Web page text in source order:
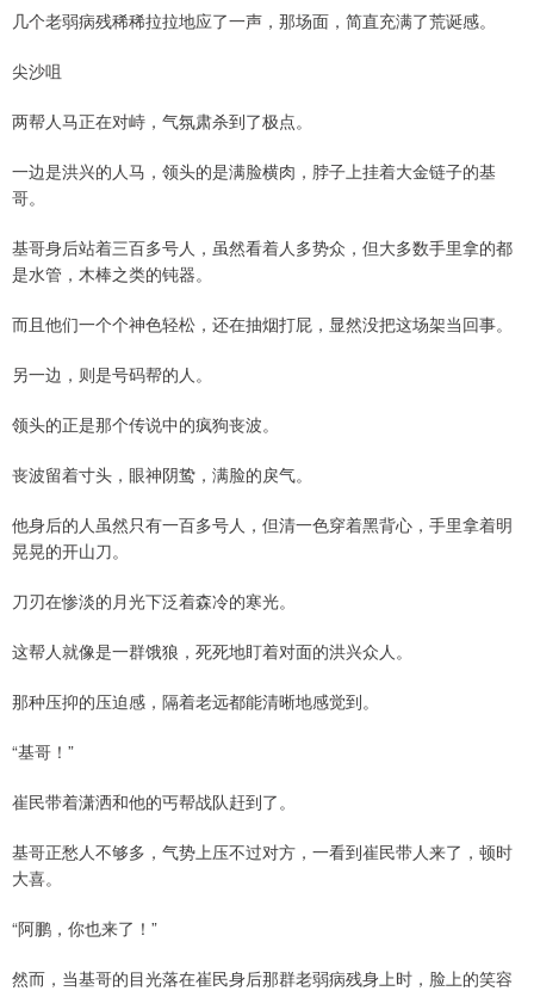
几个老弱病残稀稀拉拉地应了一声，那场面，简直充满了荒诞感。
尖沙咀
两帮人马正在对峙，气氛肃杀到了极点。
一边是洪兴的人马，领头的是满脸横肉，脖子上挂着大金链子的基
哥。
基哥身后站着三百多号人，虽然看着人多势众，但大多数手里拿的都
是水管，木棒之类的钝器。
而且他们一个个神色轻松，还在抽烟打屁，显然没把这场架当回事。
另一边，则是号码帮的人。
领头的正是那个传说中的疯狗丧波。
丧波留着寸头，眼神阴鸷，满脸的戾气。
他身后的人虽然只有一百多号人，但清一色穿着黑背心，手里拿着明
晃晃的开山刀。
刀刃在惨淡的月光下泛着森冷的寒光。
这帮人就像是一群饿狼，死死地盯着对面的洪兴众人。
那种压抑的压迫感，隔着老远都能清晰地感觉到。
“基哥！”
崔民带着潇洒和他的丐帮战队赶到了。
基哥正愁人不够多，气势上压不过对方，一看到崔民带人来了，顿时
大喜。
“阿鹏，你也来了！”
然而，当基哥的目光落在崔民身后那群老弱病残身上时，脸上的笑容